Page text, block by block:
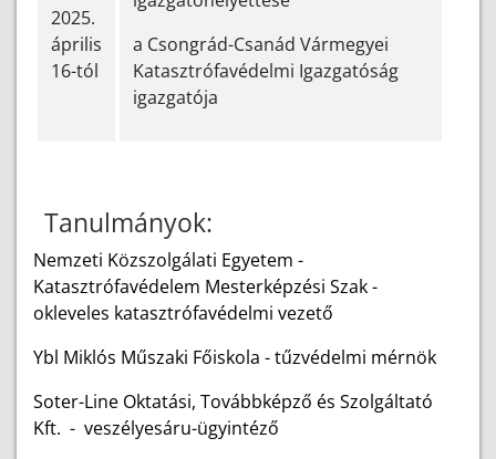
2025.
április
16-tól
a Csongrád-Csanád Vármegyei
Katasztrófavédelmi Igazgatóság
igazgatója
Tanulmányok:
Nemzeti Közszolgálati Egyetem -
Katasztrófavédelem Mesterképzési Szak -
okleveles katasztrófavédelmi vezető
Ybl Miklós Műszaki Főiskola - tűzvédelmi mérnök
Soter-Line Oktatási, Továbbképző és Szolgáltató
Kft. - veszélyesáru-ügyintéző